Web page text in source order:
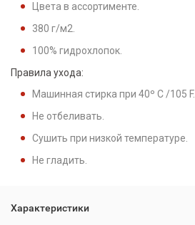
Цвета в ассортименте.
380 г/м2.
100% гидрохлопок.
Правила ухода:
Машинная стирка при 40º C /105 F.
Не отбеливать.
Сушить при низкой температуре.
Не гладить.
Характеристики